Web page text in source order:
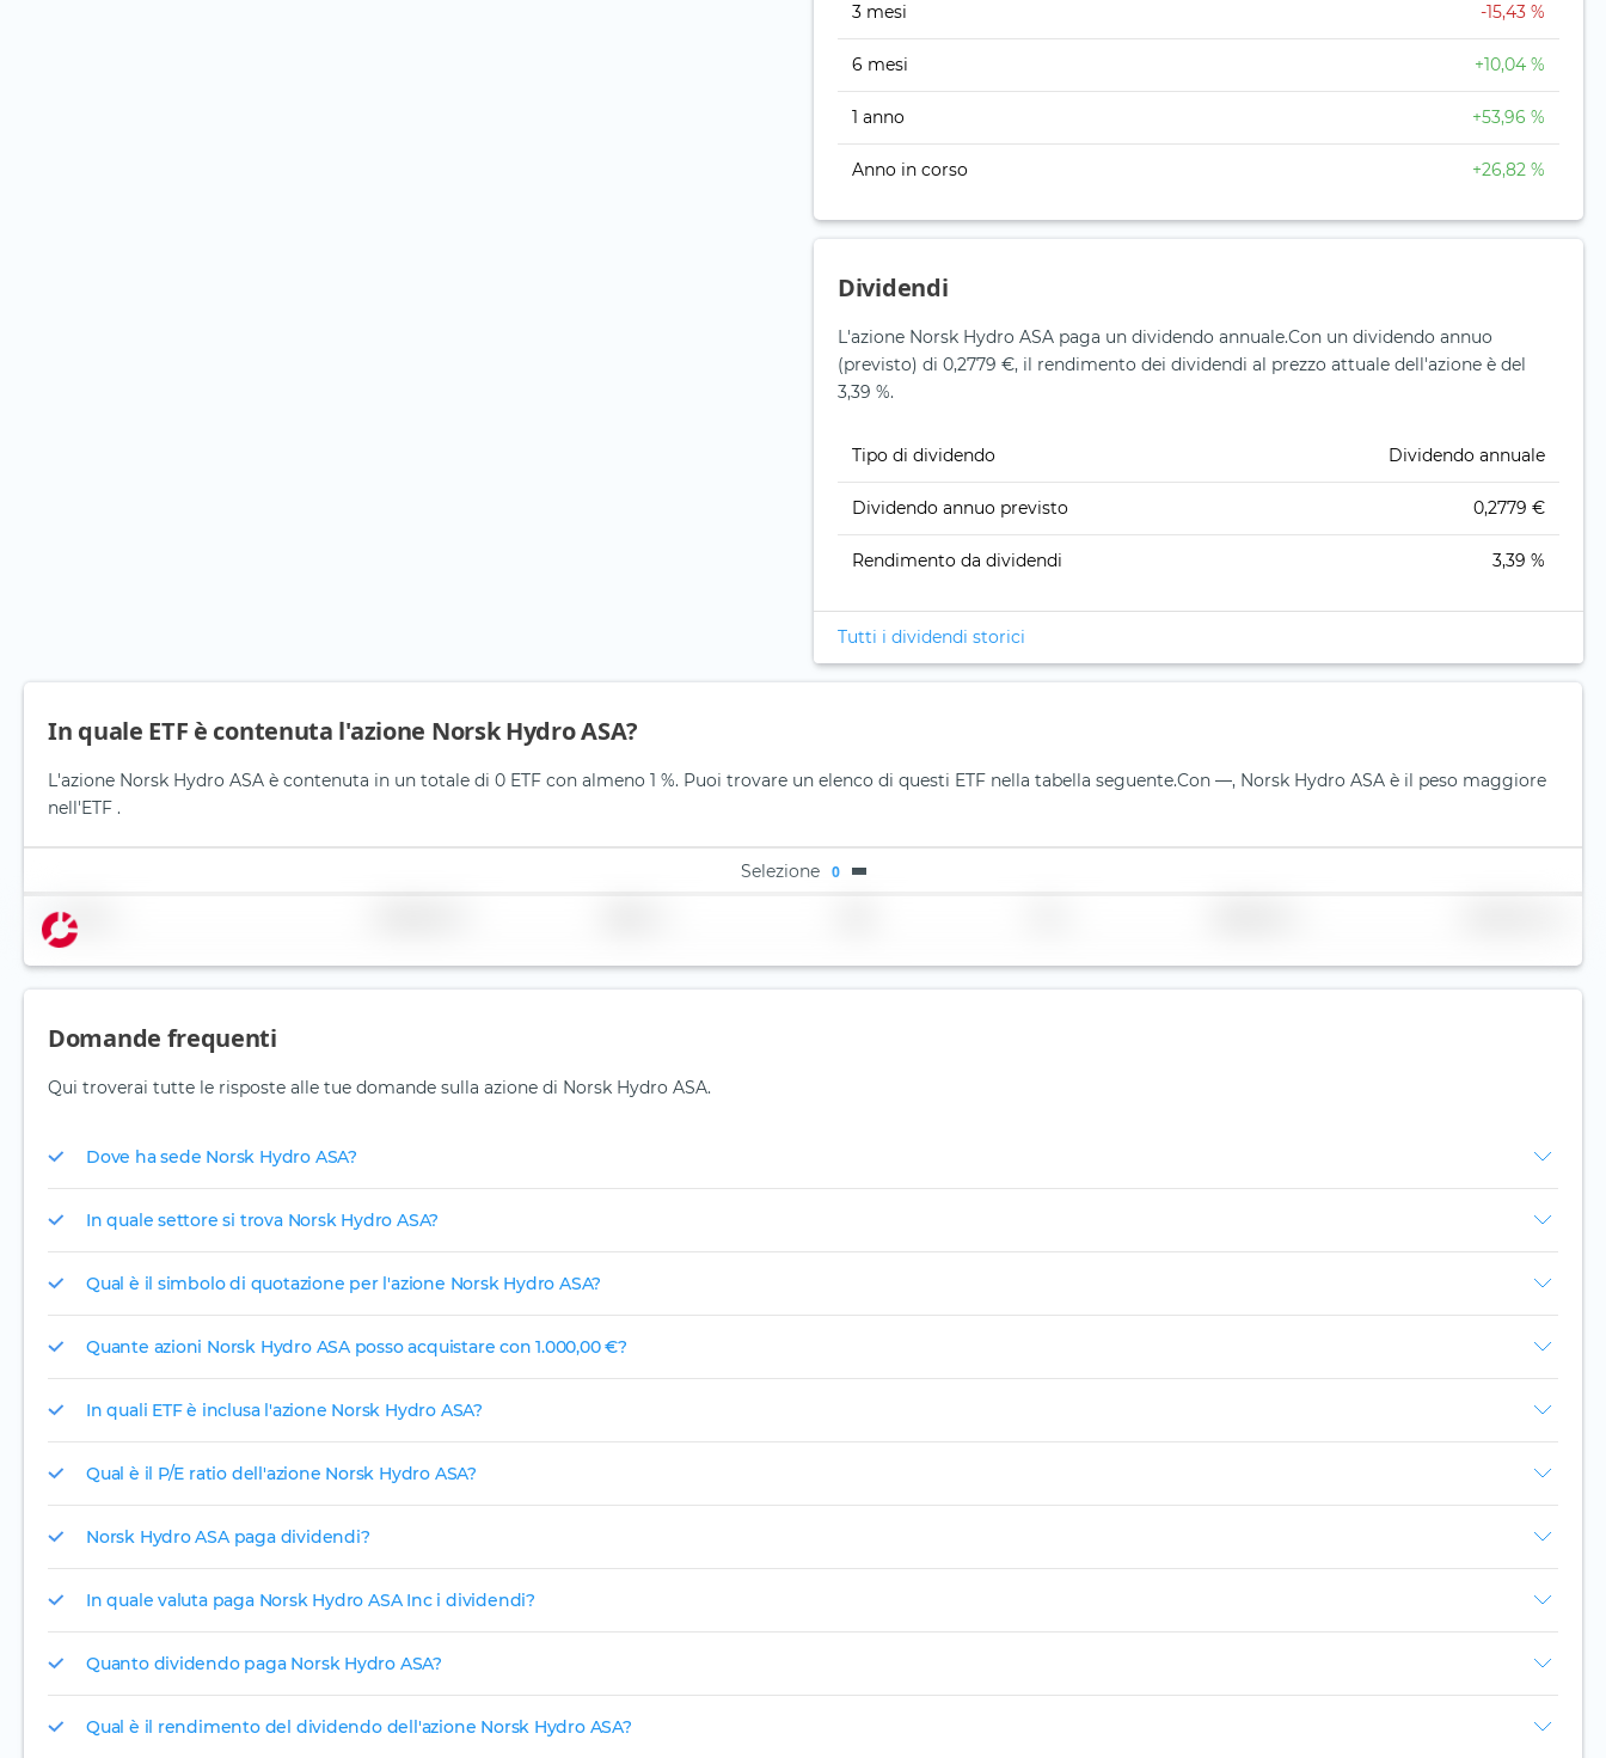
3 mesi -15,43 %
6 mesi +10,04 %
1 anno +53,96 %
Anno in corso +26,82 %
Dividendi
L'azione Norsk Hydro ASA paga un dividendo annuale.Con un dividendo annuo
(previsto) di 0,2779 €, il rendimento dei dividendi al prezzo attuale dell'azione è del
3,39 %.
Tipo di dividendo Dividendo annuale
Dividendo annuo previsto 0,2779 €
Rendimento da dividendi 3,39 %
Tutti i dividendi storici
In quale ETF è contenuta l'azione Norsk Hydro ASA?
L'azione Norsk Hydro ASA è contenuta in un totale di 0 ETF con almeno 1 %. Puoi trovare un elenco di questi ETF nella tabella seguente.Con —, Norsk Hydro ASA è il peso maggiore
nell'ETF .
Selezione 0
Nome
Domande frequenti
Qui troverai tutte le risposte alle tue domande sulla azione di Norsk Hydro ASA.
Dove ha sede Norsk Hydro ASA?
In quale settore si trova Norsk Hydro ASA?
Qual è il simbolo di quotazione per l'azione Norsk Hydro ASA?
Quante azioni Norsk Hydro ASA posso acquistare con 1.000,00 €?
In quali ETF è inclusa l'azione Norsk Hydro ASA?
Qual è il P/E ratio dell'azione Norsk Hydro ASA?
Norsk Hydro ASA paga dividendi?
In quale valuta paga Norsk Hydro ASA Inc i dividendi?
Quanto dividendo paga Norsk Hydro ASA?
Qual è il rendimento del dividendo dell'azione Norsk Hydro ASA?